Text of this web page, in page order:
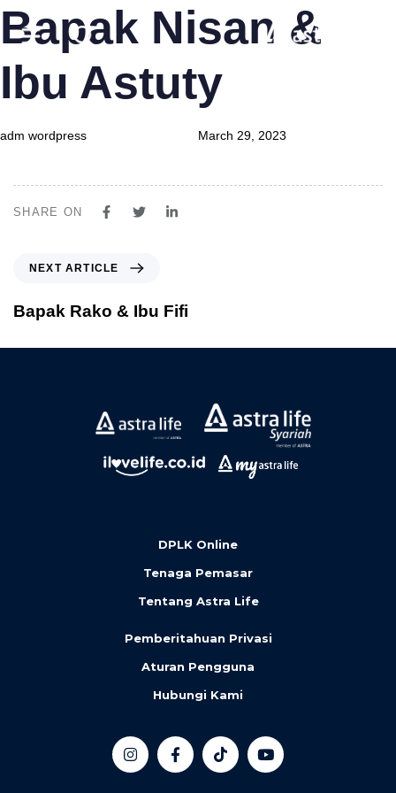
Produk
Tentang Kami
MyAstraLife
Bapak Nisan &
Ibu Astuty
Author
adm wordpress
Published
on:
March 29, 2023
Published
in:
SHARE ON
NEXT ARTICLE
Bapak Rako & Ibu Fifi
DPLK Online
Tenaga Pemasar
Tentang Astra Life
Pemberitahuan Privasi
Aturan Pengguna
Hubungi Kami